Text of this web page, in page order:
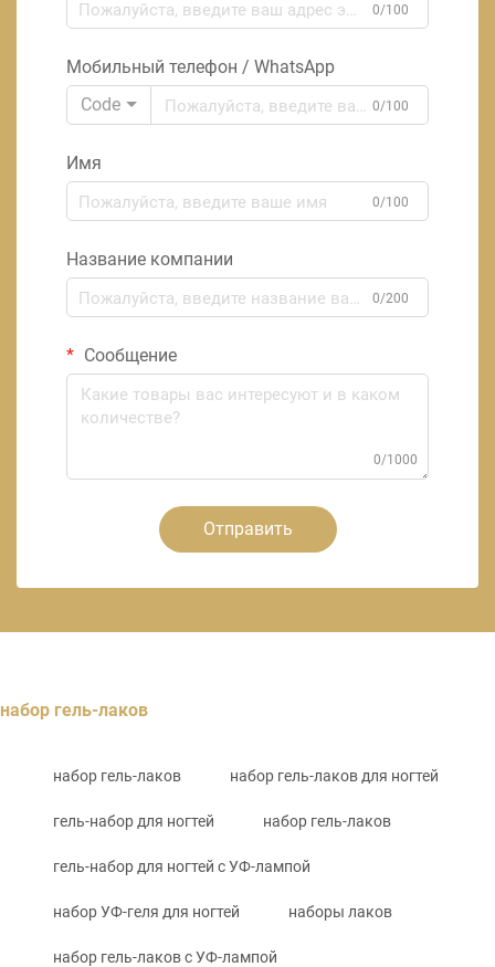
0/100
Мобильный телефон / WhatsApp
Code
0/100
Имя
0/100
Название компании
0/200
Сообщение
0/1000
Отправить
набор гель-лаков
набор гель-лаков набор гель-лаков для ногтей
гель-набор для ногтей набор гель-лаков
гель-набор для ногтей с УФ-лампой
набор УФ-геля для ногтей наборы лаков
набор гель-лаков с УФ-лампой